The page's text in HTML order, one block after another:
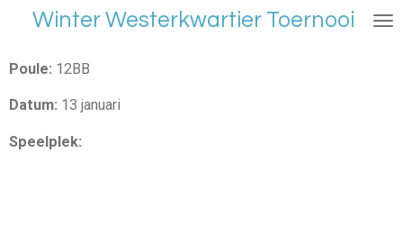
naar
hoofdinhoud
Winter Westerkwartier Toernooi
Poule: 12BB
Datum: 13 januari
Speelplek: